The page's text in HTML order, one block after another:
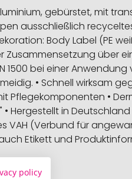
gebürstet, mit
ausschließlich
Body Label (PE
über
1500 bei einer
• Schnell wirksam
Pflegekomponenten •
in Deutschland
VAH (Verbund für
Etikett und
policy